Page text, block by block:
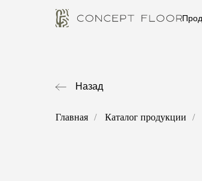
Назад
Главная / Каталог продукции /